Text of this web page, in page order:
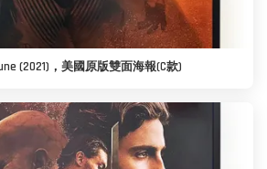
(2021)，美國原版雙面海報(C款)